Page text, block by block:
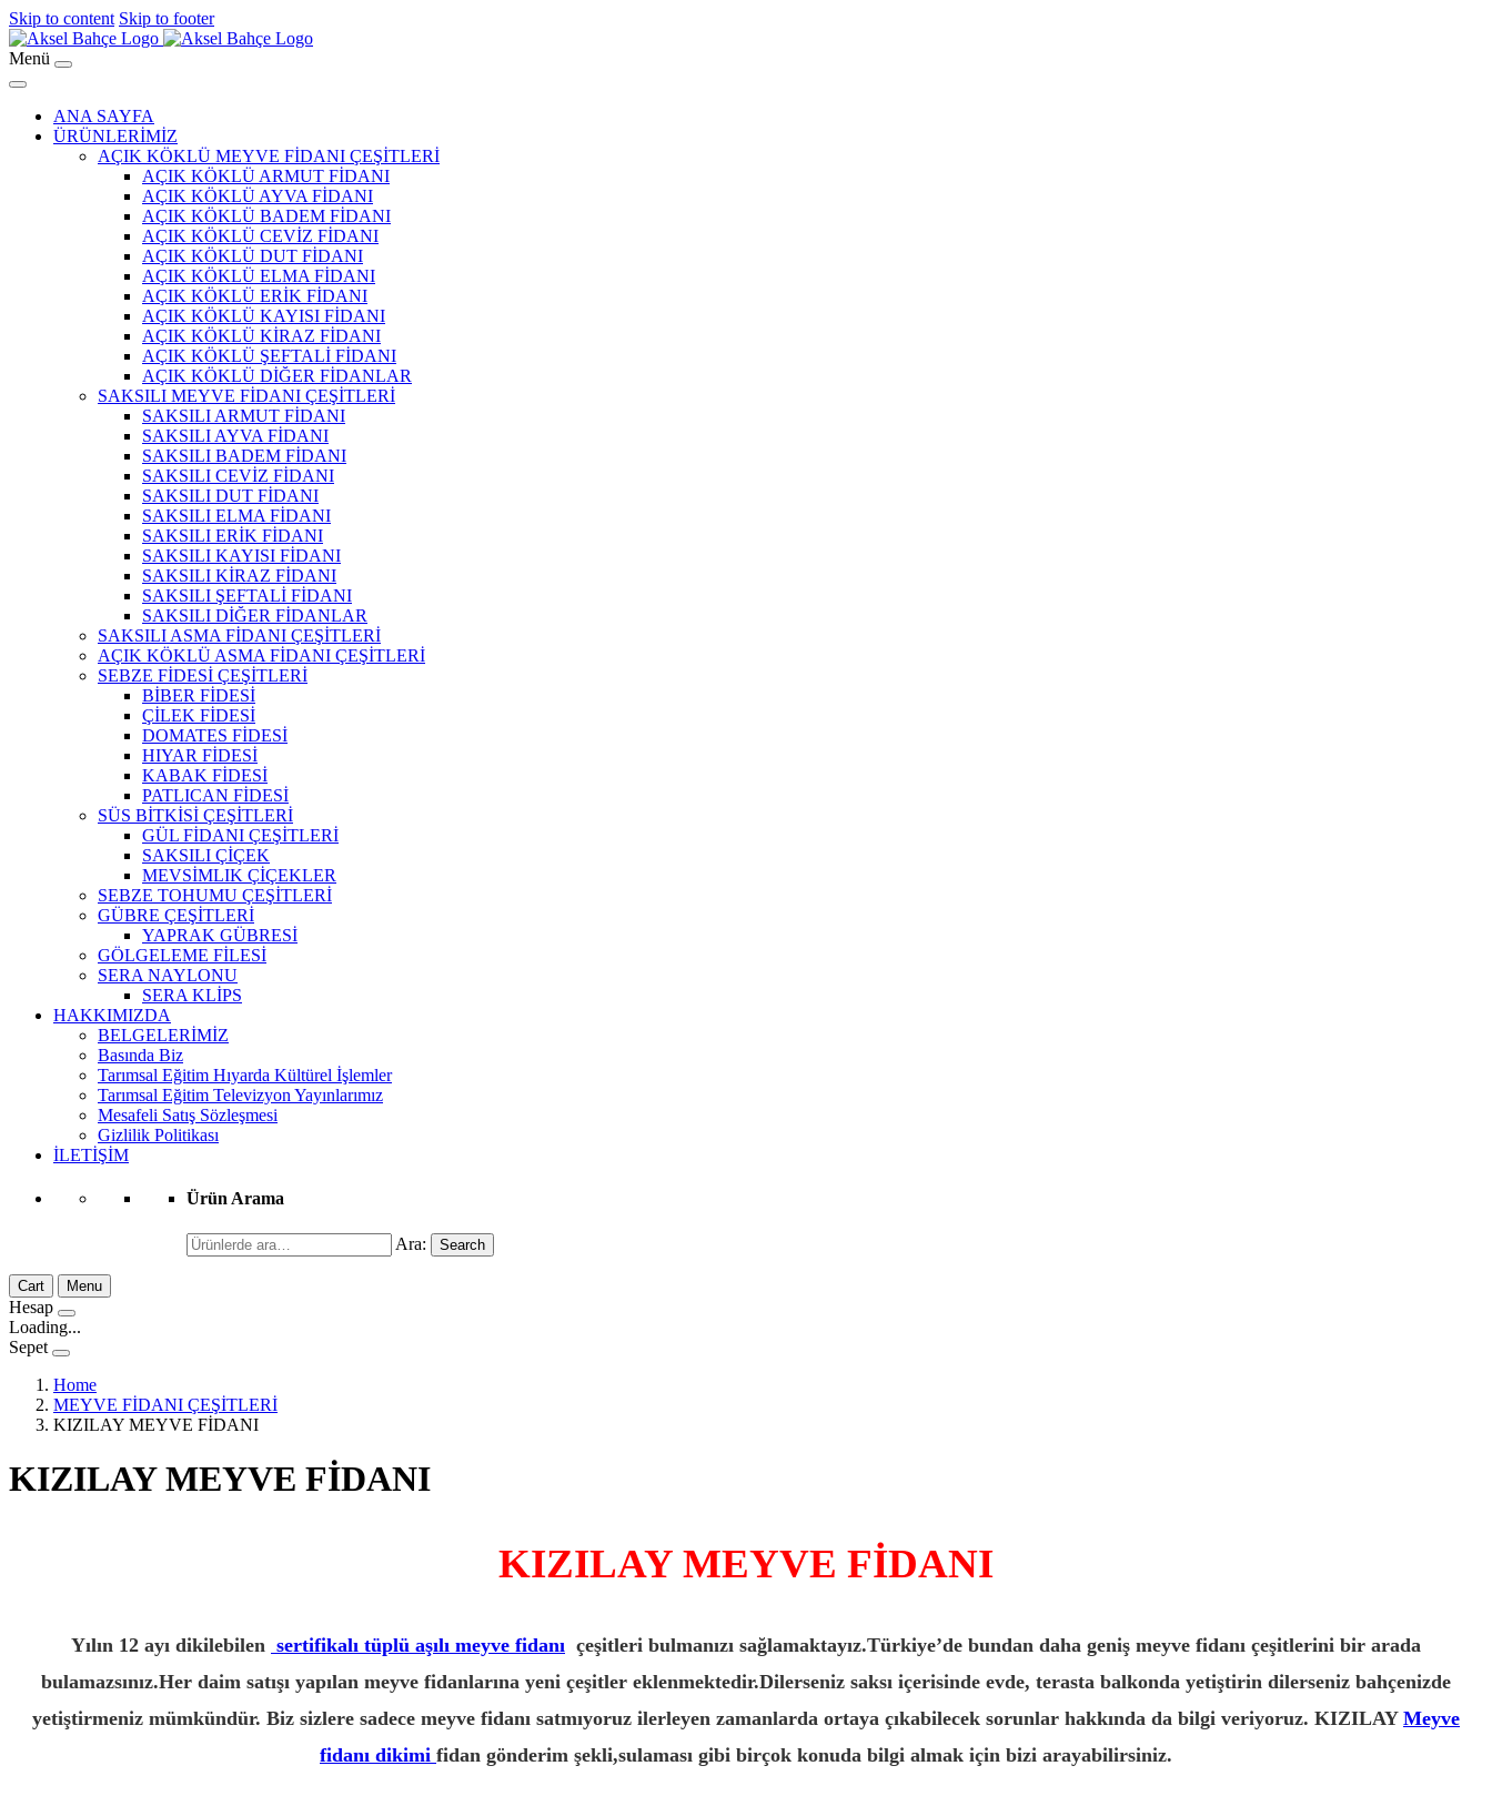
Skip to content Skip to footer
Menü
ANA SAYFA
ÜRÜNLERİMİZ
AÇIK KÖKLÜ MEYVE FİDANI ÇEŞİTLERİ
AÇIK KÖKLÜ ARMUT FİDANI
AÇIK KÖKLÜ AYVA FİDANI
AÇIK KÖKLÜ BADEM FİDANI
AÇIK KÖKLÜ CEVİZ FİDANI
AÇIK KÖKLÜ DUT FİDANI
AÇIK KÖKLÜ ELMA FİDANI
AÇIK KÖKLÜ ERİK FİDANI
AÇIK KÖKLÜ KAYISI FİDANI
AÇIK KÖKLÜ KİRAZ FİDANI
AÇIK KÖKLÜ ŞEFTALİ FİDANI
AÇIK KÖKLÜ DİĞER FİDANLAR
SAKSILI MEYVE FİDANI ÇEŞİTLERİ
SAKSILI ARMUT FİDANI
SAKSILI AYVA FİDANI
SAKSILI BADEM FİDANI
SAKSILI CEVİZ FİDANI
SAKSILI DUT FİDANI
SAKSILI ELMA FİDANI
SAKSILI ERİK FİDANI
SAKSILI KAYISI FİDANI
SAKSILI KİRAZ FİDANI
SAKSILI ŞEFTALİ FİDANI
SAKSILI DİĞER FİDANLAR
SAKSILI ASMA FİDANI ÇEŞİTLERİ
AÇIK KÖKLÜ ASMA FİDANI ÇEŞİTLERİ
SEBZE FİDESİ ÇEŞİTLERİ
BİBER FİDESİ
ÇİLEK FİDESİ
DOMATES FİDESİ
HIYAR FİDESİ
KABAK FİDESİ
PATLICAN FİDESİ
SÜS BİTKİSİ ÇEŞİTLERİ
GÜL FİDANI ÇEŞİTLERİ
SAKSILI ÇİÇEK
MEVSİMLIK ÇİÇEKLER
SEBZE TOHUMU ÇEŞİTLERİ
GÜBRE ÇEŞİTLERİ
YAPRAK GÜBRESİ
GÖLGELEME FİLESİ
SERA NAYLONU
SERA KLİPS
HAKKIMIZDA
BELGELERİMİZ
Basında Biz
Tarımsal Eğitim Hıyarda Kültürel İşlemler
Tarımsal Eğitim Televizyon Yayınlarımız
Mesafeli Satış Sözleşmesi
Gizlilik Politikası
İLETİŞİM
Ürün Arama
Ara: Search
Cart Menu
Hesap
Loading...
Sepet
Home
MEYVE FİDANI ÇEŞİTLERİ
KIZILAY MEYVE FİDANI
KIZILAY MEYVE FİDANI
KIZILAY MEYVE FİDANI
Yılın 12 ayı dikilebilen sertifikalı tüplü aşılı meyve fidanı çeşitleri bulmanızı sağlamaktayız.Türkiye’de bundan daha geniş meyve fidanı çeşitlerini bir arada
bulamazsınız.Her daim satışı yapılan meyve fidanlarına yeni çeşitler eklenmektedir.Dilerseniz saksı içerisinde evde, terasta balkonda yetiştirin dilerseniz bahçenizde
yetiştirmeniz mümkündür. Biz sizlere sadece meyve fidanı satmıyoruz ilerleyen zamanlarda ortaya çıkabilecek sorunlar hakkında da bilgi veriyoruz. KIZILAY Meyve
fidanı dikimi fidan gönderim şekli,sulaması gibi birçok konuda bilgi almak için bizi arayabilirsiniz.